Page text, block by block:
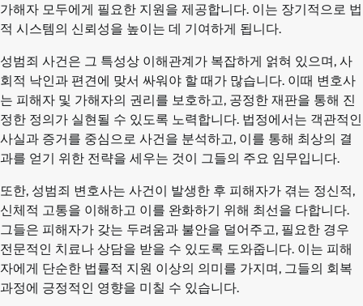
가해자 모두에게 필요한 지원을 제공합니다. 이는 장기적으로 법
적 시스템의 신뢰성을 높이는 데 기여하게 됩니다.
성범죄 사건은 그 특성상 이해관계가 복잡하게 얽혀 있으며, 사
회적 낙인과 편견에 맞서 싸워야 할 때가 많습니다. 이때 변호사
는 피해자 및 가해자의 권리를 보호하고, 공정한 재판을 통해 진
정한 정의가 실현될 수 있도록 노력합니다. 법정에서는 객관적인
사실과 증거를 중심으로 사건을 분석하고, 이를 통해 최상의 결
과를 얻기 위한 전략을 세우는 것이 그들의 주요 임무입니다.
또한, 성범죄 변호사는 사건이 발생한 후 피해자가 겪는 정신적,
신체적 고통을 이해하고 이를 완화하기 위해 최선을 다합니다.
그들은 피해자가 갖는 두려움과 불안을 덜어주고, 필요한 경우
전문적인 치료나 상담을 받을 수 있도록 도와줍니다. 이는 피해
자에게 단순한 법률적 지원 이상의 의미를 가지며, 그들의 회복
과정에 긍정적인 영향을 미칠 수 있습니다.